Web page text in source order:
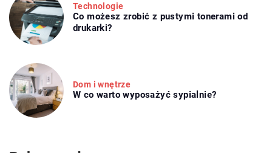
Technologie
Co możesz zrobić z pustymi tonerami od
drukarki?
Dom i wnętrze
W co warto wyposażyć sypialnie?